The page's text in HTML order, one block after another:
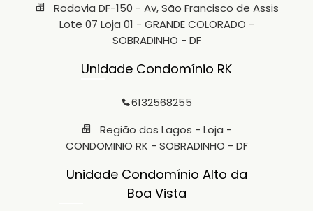
Rodovia DF-150 - Av, São Francisco de Assis
Lote 07 Loja 01 - GRANDE COLORADO -
SOBRADINHO - DF
Unidade Condomínio RK
6132568255
Região dos Lagos - Loja -
CONDOMINIO RK - SOBRADINHO - DF
Unidade Condomínio Alto da
Boa Vista